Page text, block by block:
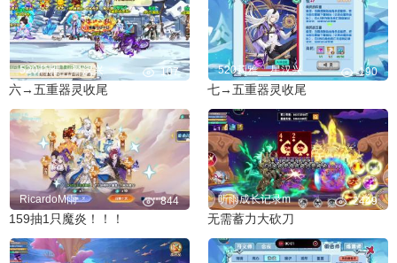
520莉雅__星汉兴 107
六→五重器灵收尾
520莉雅__星汉兴 190
七→五重器灵收尾
RicardoM雨 844
159抽1只魔炎！！！
听雨成长记录m 2449
无需蓄力大砍刀